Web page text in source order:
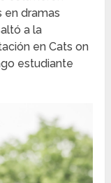
en dramas
a la
en Cats on
estudiante